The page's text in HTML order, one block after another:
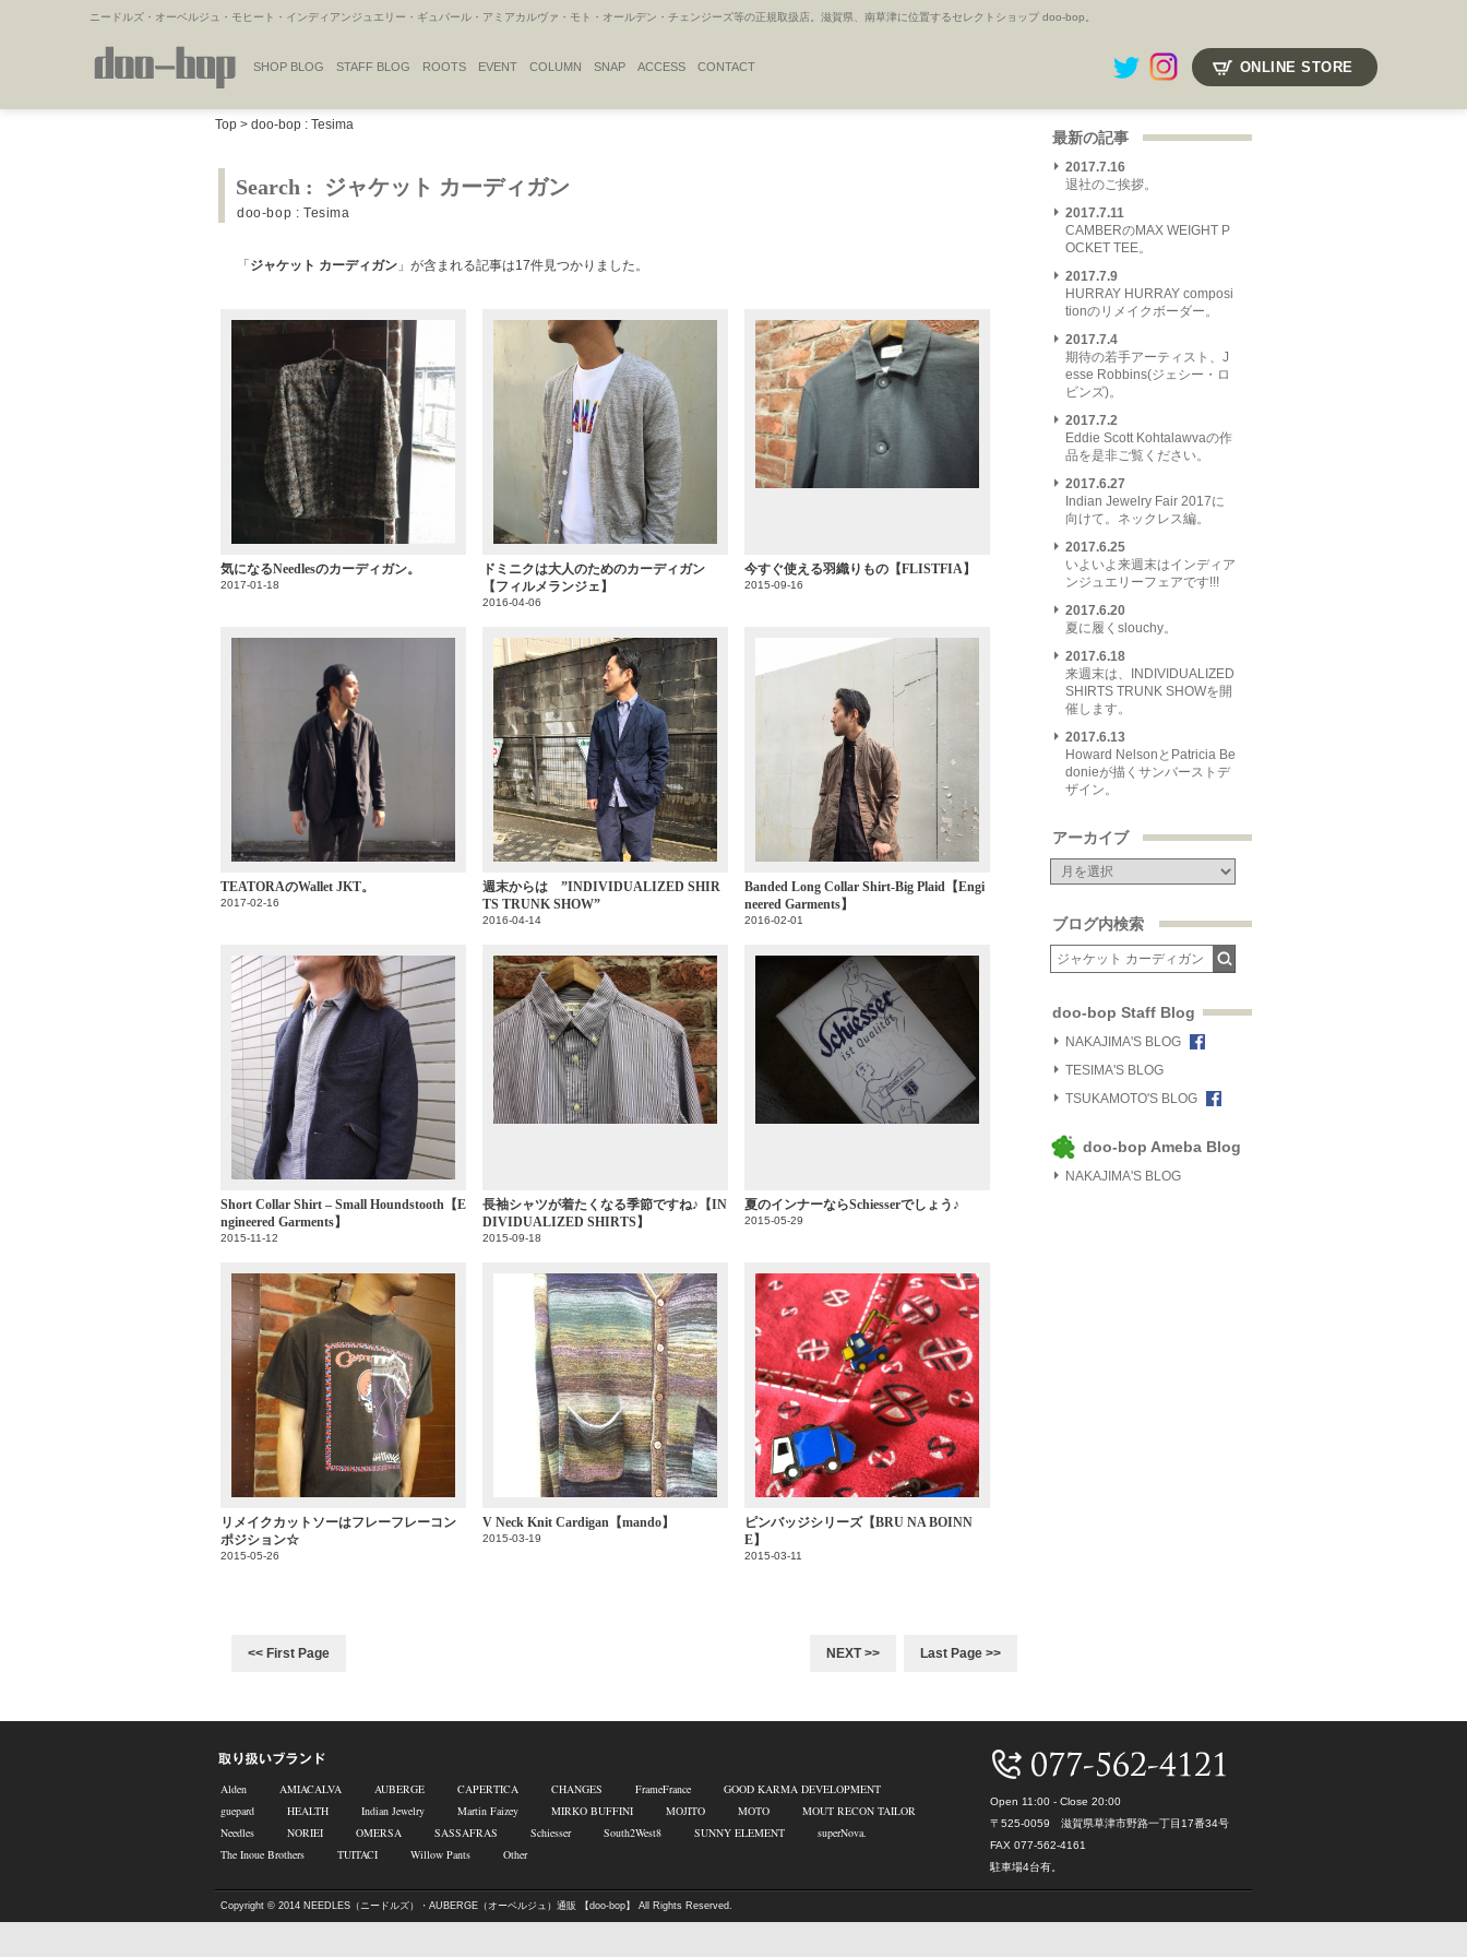
ニードルズ・オーベルジュ・モヒート・インディアンジュエリー・ギュパール・アミアカルヴァ・モト・オールデン・チェンジーズ等の正規取扱店。滋賀県、南草津に位置するセレクトショップ doo-bop。
SHOP BLOG STAFF BLOG ROOTS EVENT COLUMN SNAP ACCESS CONTACT ONLINE STORE
Top > doo-bop : Tesima
Search : ジャケット カーディガン
doo-bop : Tesima
「 ジャケット カーディガン 」が含まれる記事は17件見つかりました。
気になるNeedlesのカーディガン。
2017-01-18
ドミニクは大人のためのカーディガン
【フィルメランジェ】
2016-04-06
今すぐ使える羽織りもの【FLISTFIA】
2015-09-16
TEATORAのWallet JKT。
2017-02-16
週末からは ”INDIVIDUALIZED SHIR
TS TRUNK SHOW”
2016-04-14
Banded Long Collar Shirt‐Big Plaid【Engi
neered Garments】
2016-02-01
Short Collar Shirt – Small Houndstooth【E
ngineered Garments】
2015-11-12
長袖シャツが着たくなる季節ですね♪【IN
DIVIDUALIZED SHIRTS】
2015-09-18
夏のインナーならSchiesserでしょう♪
2015-05-29
リメイクカットソーはフレーフレーコン
ポジション☆
2015-05-26
V Neck Knit Cardigan【mando】
2015-03-19
ピンバッジシリーズ【BRU NA BOINN
E】
2015-03-11
<< First Page Last Page >>
NEXT >>
最新の記事
2017.7.16
退社のご挨拶。
2017.7.11
CAMBERのMAX WEIGHT P
OCKET TEE。
2017.7.9
HURRAY HURRAY composi
tionのリメイクボーダー。
2017.7.4
期待の若手アーティスト、J
esse Robbins(ジェシー・ロ
ビンズ)。
2017.7.2
Eddie Scott Kohtalawvaの作
品を是非ご覧ください。
2017.6.27
Indian Jewelry Fair 2017に
向けて。ネックレス編。
2017.6.25
いよいよ来週末はインディア
ンジュエリーフェアです!!!
2017.6.20
夏に履くslouchy。
2017.6.18
来週末は、INDIVIDUALIZED
SHIRTS TRUNK SHOWを開
催します。
2017.6.13
Howard NelsonとPatricia Be
donieが描くサンバーストデ
ザイン。
アーカイブ
ブログ内検索
doo-bop Staff Blog
NAKAJIMA'S BLOG
TESIMA'S BLOG
TSUKAMOTO'S BLOG
doo-bop Ameba Blog
NAKAJIMA'S BLOG
Open 11:00 - Close 20:00
〒525-0059 滋賀県草津市野路一丁目17番34号
FAX 077-562-4161
駐車場4台有。
Alden AMIACALVA AUBERGE CAPERTICA CHANGES FrameFrance
GOOD KARMA DEVELOPMENT
guepard
HEALTH Indian Jewelry Martin Faizey MIRKO BUFFINI MOJITO MOTO
MOUT RECON TAILOR
Needles
NORIEI OMERSA SASSAFRAS Schiesser South2West8 SUNNY ELEMENT
superNova.
The Inoue Brothers
TUITACI Willow Pants Other
Copyright © 2014 NEEDLES（ニードルズ）・AUBERGE（オーベルジュ）通販 【doo-bop】 All Rights Reserved.